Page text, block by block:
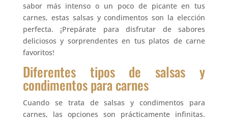
sabor más intenso o un poco de picante en tus
carnes, estas salsas y condimentos son la elección
perfecta. ¡Prepárate para disfrutar de sabores
deliciosos y sorprendentes en tus platos de carne
favoritos!
Diferentes tipos de salsas y
condimentos para carnes
Cuando se trata de salsas y condimentos para
carnes, las opciones son prácticamente infinitas.